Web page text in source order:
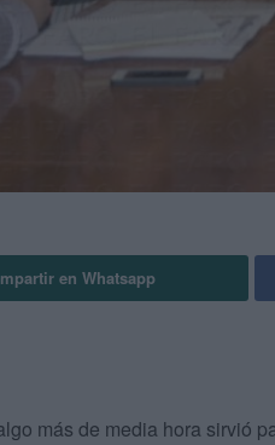
en Whatsapp
más de media hora sirvió